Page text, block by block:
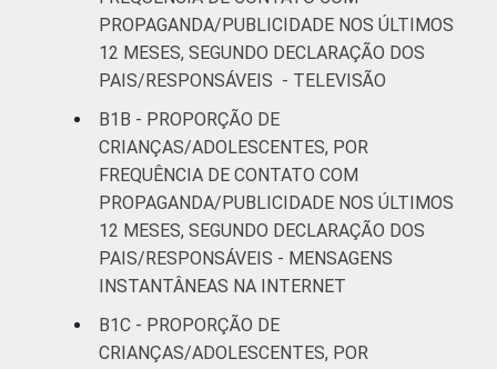
anos
RENDA
FAMILIAR
Até 1 SM 6
Mais de 1
SM até 2 SM
Mais de 2
SM até 3 SM
19 66
Mais de 3
CLASSE
AB 31
PROPAGANDA/PUBLICIDADE NOS ÚLTIMOS
12 MESES, SEGUNDO DECLARAÇÃO DOS
PAIS/RESPONSÁVEIS - TELEVISÃO
B1B - PROPORÇÃO DE
CRIANÇAS/ADOLESCENTES, POR
FREQUÊNCIA DE CONTATO COM
PROPAGANDA/PUBLICIDADE NOS ÚLTIMOS
12 MESES, SEGUNDO DECLARAÇÃO DOS
PAIS/RESPONSÁVEIS - MENSAGENS
INSTANTÂNEAS NA INTERNET
B1C - PROPORÇÃO DE
CRIANÇAS/ADOLESCENTES, POR